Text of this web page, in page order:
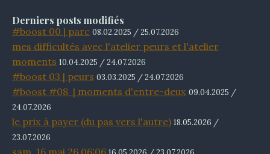
Derniers posts modifiés
#boost 00 | parc 08.02.2025 / 25.07.2026
mes difficultés avec l'atelier peurs et l'atelier
moments 10.04.2025 / 24.07.2026
#boost 03 | peurs 03.03.2025 / 24.07.2026
#boost #08 | moments d'entre-deux 09.04.2025 /
24.07.2026
le prix à payer (du pas vers l'autre) 18.05.2026 /
23.07.2026
sam. 16 mai 26 06:06